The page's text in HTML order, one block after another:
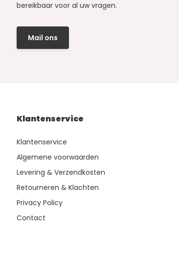
bereikbaar voor al uw vragen.
Mail ons
Klantenservice
Klantenservice
Algemene voorwaarden
Levering & Verzendkosten
Retourneren & Klachten
Privacy Policy
Contact